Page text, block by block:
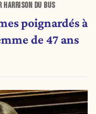
HARRISON DU BUS
poignardés à
de 47 ans